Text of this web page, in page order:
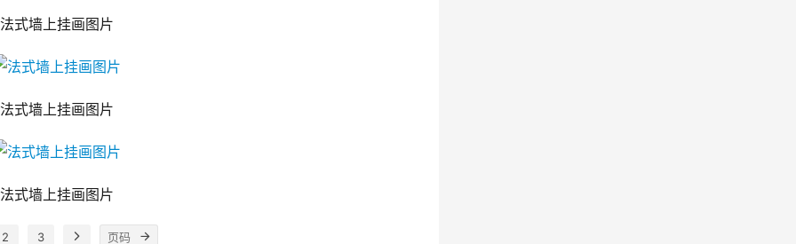
法式墙上挂画图片
法式墙上挂画图片
法式墙上挂画图片
2 3